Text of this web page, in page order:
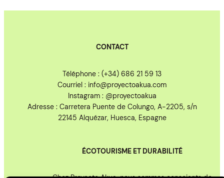
CONTACT
Téléphone : (+34) 686 21 59 13
Courriel : info@proyectoakua.com
Instagram : @proyectoakua
Adresse : Carretera Puente de Colungo, A-2205, s/n
22145 Alquézar, Huesca, Espagne
ÉCOTOURISME ET DURABILITÉ